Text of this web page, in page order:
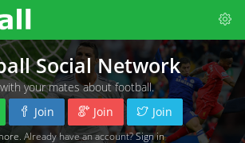
Social Network
with your mates about football.
Join Join Join
. Already have an account?Sign in